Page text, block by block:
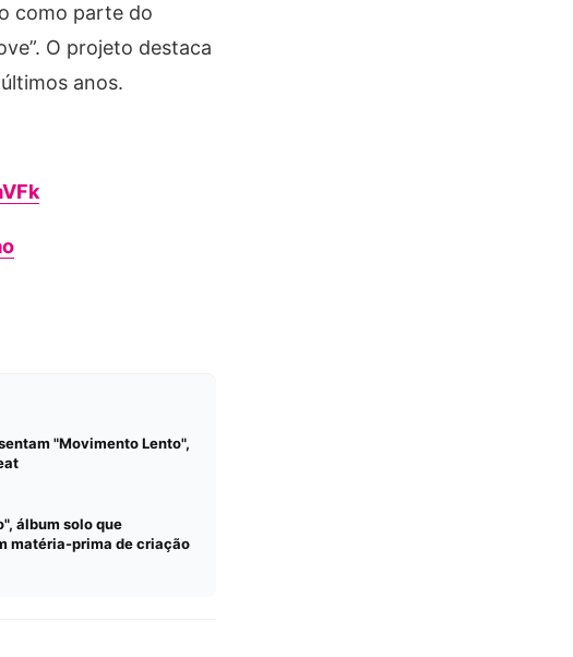
como parte do
O projeto destaca
anos.
"Movimento Lento",
álbum solo que
matéria-prima de criação